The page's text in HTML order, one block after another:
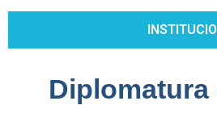
Diplomatura